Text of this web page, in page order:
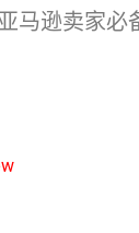
马逊卖家必